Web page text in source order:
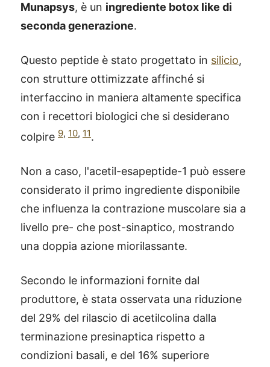
Munapsys, è un ingrediente botox like di
seconda generazione.
Questo peptide è stato progettato in silicio,
con strutture ottimizzate affinché si
interfaccino in maniera altamente specifica
con i recettori biologici che si desiderano
colpire 9, 10, 11.
Non a caso, l'acetil-esapeptide-1 può essere
considerato il primo ingrediente disponibile
che influenza la contrazione muscolare sia a
livello pre- che post-sinaptico, mostrando
una doppia azione miorilassante.
Secondo le informazioni fornite dal
produttore, è stata osservata una riduzione
del 29% del rilascio di acetilcolina dalla
terminazione presinaptica rispetto a
condizioni basali, e del 16% superiore